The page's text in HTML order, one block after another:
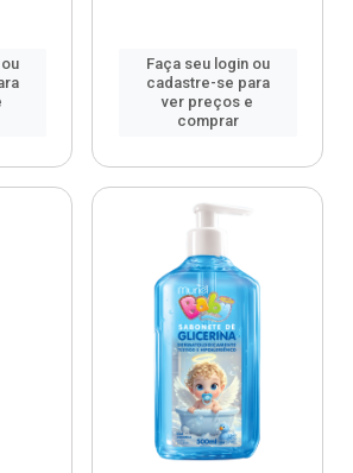
Faça seu login ou
cadastre-se para
ver preços e
comprar